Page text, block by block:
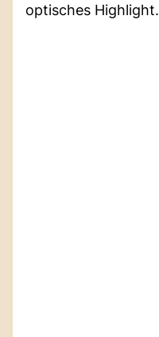
optisches Highlight.